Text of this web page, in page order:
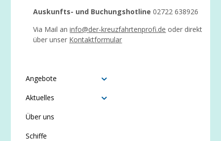
Auskunfts- und Buchungshotline 02722 638926
Via Mail aninfo@der-kreuzfahrtenprofi.de oder direkt
über unser Kontaktformular
Angebote
Aktuelles
Über uns
Schiffe